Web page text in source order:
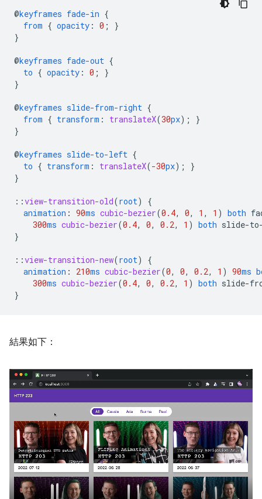
@keyframes fade-in {
from { opacity : 0 ;
}
}
@keyframes fade-out {
to { opacity : 0 ;
}
}
@keyframes slide-from-right {
from { transform : translateX(30px);
}
}
@keyframes slide-to-left {
to { transform : translateX(-30px);
}
}
::view-transition-old(root)
{
animation : 90ms cubic-bezier(0.4, 0, 1 , 1 ) both
300ms cubic-bezier(0.4, 0, 0.2, 1 ) both slide-
}
::view-transition-new(root)
{
animation : 210ms cubic-bezier(0, 0, 0.2, 1 ) 90ms
300ms cubic-bezier(0.4, 0, 0.2, 1 ) both slide-
}
結果如下：